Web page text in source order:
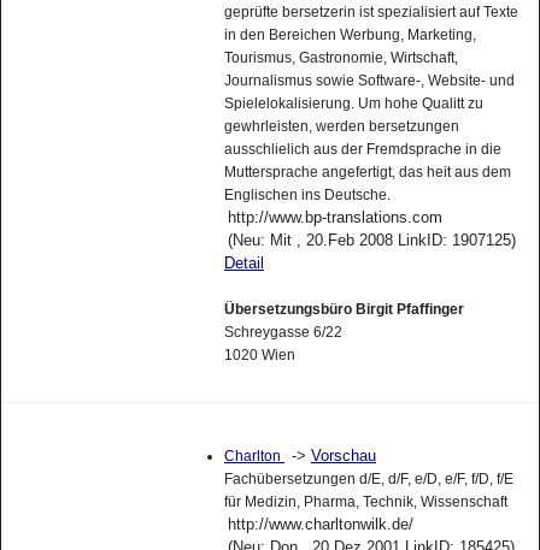
geprüfte bersetzerin ist spezialisiert auf Texte
in den Bereichen Werbung, Marketing,
Tourismus, Gastronomie, Wirtschaft,
Journalismus sowie Software-, Website- und
Spielelokalisierung. Um hohe Qualitt zu
gewhrleisten, werden bersetzungen
ausschlielich aus der Fremdsprache in die
Muttersprache angefertigt, das heit aus dem
Englischen ins Deutsche.
http://www.bp-translations.com
(Neu: Mit , 20.Feb 2008 LinkID: 1907125)
Detail
Übersetzungsbüro Birgit Pfaffinger
Schreygasse 6/22
1020 Wien
Charlton -> Vorschau
Fachübersetzungen d/E, d/F, e/D, e/F, f/D, f/E
für Medizin, Pharma, Technik, Wissenschaft
http://www.charltonwilk.de/